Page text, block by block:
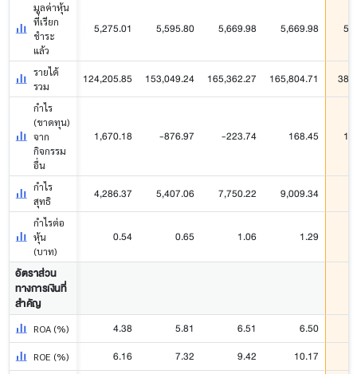
มูลค่าหุ้น
ที่เรียก
ชำระ
แล้ว
5,275.01 5,595.80 5,669.98 5,669.98
รายได้
รวม
124,205.85 153,049.24 165,362.27 165,804.71
กำไร
(ขาดทุน)
จาก
กิจกรรม
อื่น
1,670.18 -876.97 -223.74 168.45
กำไร
สุทธิ
4,286.37 5,407.06 7,750.22 9,009.34
กำไรต่อ
หุ้น
(บาท)
0.54 0.65 1.06 1.29
อัตราส่วน
ทางการเงินที่
สำคัญ
ROA (%) 4.38 5.81 6.51 6.50
ROE (%) 6.16 7.32 9.42 10.17